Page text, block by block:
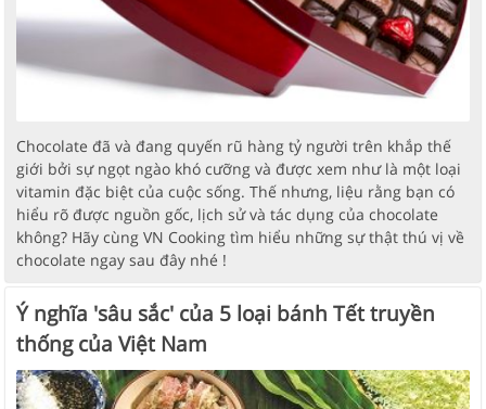
Chocolate đã và đang quyến rũ hàng tỷ người trên khắp thế
giới bởi sự ngọt ngào khó cưỡng và được xem như là một loại
vitamin đặc biệt của cuộc sống. Thế nhưng, liệu rằng bạn có
hiểu rõ được nguồn gốc, lịch sử và tác dụng của chocolate
không? Hãy cùng VN Cooking tìm hiểu những sự thật thú vị về
chocolate ngay sau đây nhé !
Ý nghĩa 'sâu sắc' của 5 loại bánh Tết truyền
thống của Việt Nam